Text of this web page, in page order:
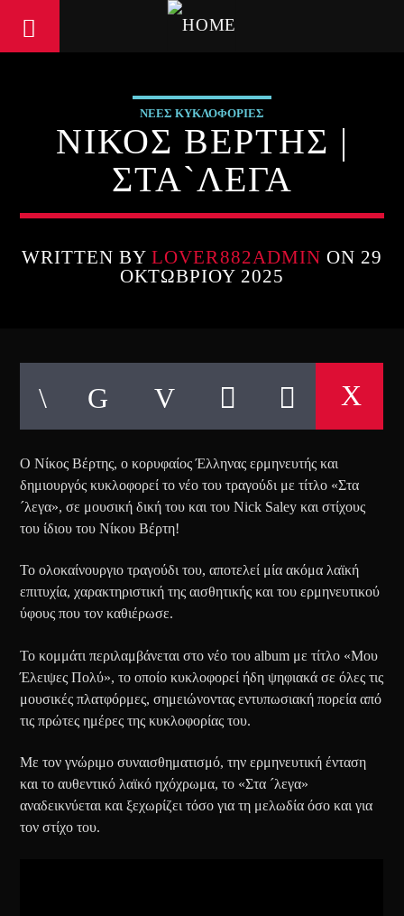
ΝΕΕΣ ΚΥΚΛΟΦΟΡΙΕΣ
ΝΙΚΟΣ ΒΕΡΤΗΣ |
ΣΤΑ`ΛΕΓΑ
WRITTEN BYLOVER882ADMIN ON 29
ΟΚΤΩΒΡΊΟΥ 2025
Ο Νίκος Βέρτης, ο κορυφαίος Έλληνας ερμηνευτής και
δημιουργός κυκλοφορεί το νέο του τραγούδι με τίτλο «Στα
´λεγα», σε μουσική δική του και του Nick Saley και στίχους
του ίδιου του Νίκου Βέρτη!
Το ολοκαίνουργιο τραγούδι του, αποτελεί μία ακόμα λαϊκή
επιτυχία, χαρακτηριστική της αισθητικής και του ερμηνευτικού
ύφους που τον καθιέρωσε.
Το κομμάτι περιλαμβάνεται στο νέο του album με τίτλο «Μου
Έλειψες Πολύ», το οποίο κυκλοφορεί ήδη ψηφιακά σε όλες τις
μουσικές πλατφόρμες, σημειώνοντας εντυπωσιακή πορεία από
τις πρώτες ημέρες της κυκλοφορίας του.
Με τον γνώριμο συναισθηματισμό, την ερμηνευτική ένταση
και το αυθεντικό λαϊκό ηχόχρωμα, το «Στα ´λεγα»
αναδεικνύεται και ξεχωρίζει τόσο για τη μελωδία όσο και για
τον στίχο του.